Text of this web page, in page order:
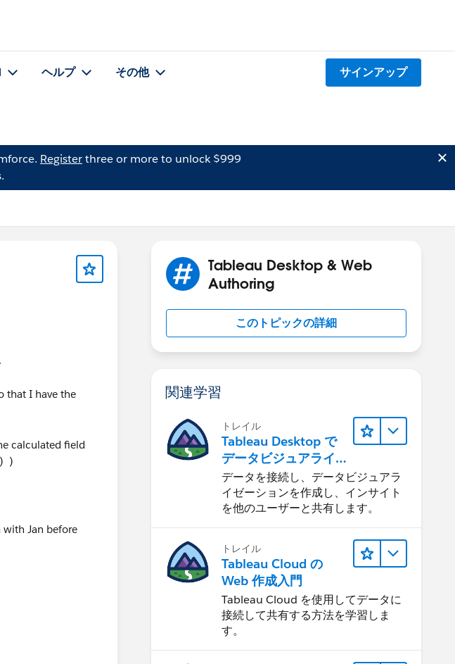
ヘルプ その他 サインアップ
Registerthree or more to unlock $999
that I have the
calculated field
) )
Jan before
Tableau Desktop & Web
Authoring
このトピックの詳細
関連学習
トレイル
Tableau Desktop で
データビジュアライ
ゼーションをはじめ
る
データを接続し、データビジュアラ
イゼーションを作成し、インサイト
を他のユーザーと共有します。
トレイル
Tableau Cloud の
Web 作成入門
Tableau Cloud を使用してデータに
接続して共有する方法を学習しま
す。